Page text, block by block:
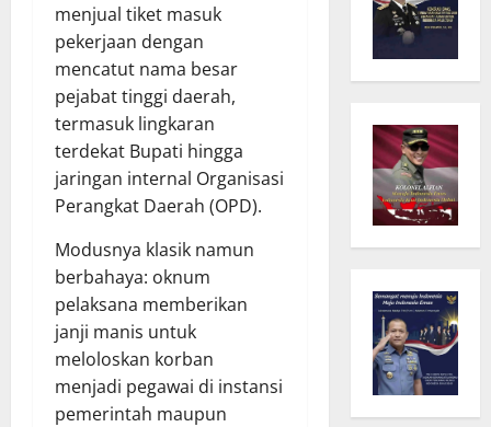
menjual tiket masuk
pekerjaan dengan
mencatut nama besar
pejabat tinggi daerah,
termasuk lingkaran
terdekat Bupati hingga
jaringan internal Organisasi
Perangkat Daerah (OPD).
Modusnya klasik namun
berbahaya: oknum
pelaksana memberikan
janji manis untuk
meloloskan korban
menjadi pegawai di instansi
pemerintah maupun